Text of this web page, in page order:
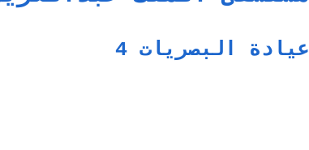
عيادة البصريات 4